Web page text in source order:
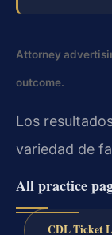
Attorney
outcome.
Los
variedad de
All practice
CDL Ticket